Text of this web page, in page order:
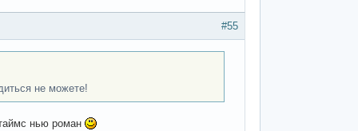
#55
не можете!
нью роман